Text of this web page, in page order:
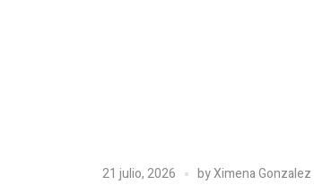
21 julio, 2026 byXimena Gonzalez